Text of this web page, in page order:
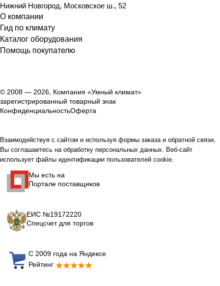
Нижний Новгород, Московское ш., 52
О компании
Гид по климату
Каталог оборудования
Помощь покупателю
© 2008 — 2026, Компания «Умный климат»
зарегистрированный товарный знак
КонфиденциальностьОферта
Взаимодействуя с сайтом и используя формы заказа и обратной связи,
Вы соглашаетесь на обработку персональных данных. Веб-сайт
использует файлы идентификации пользователей cookie.
Мы есть на
Портале поставщиков
ЕИС №19172220
Спецсчет для торгов
С 2009 года на Яндексе
Рейтинг